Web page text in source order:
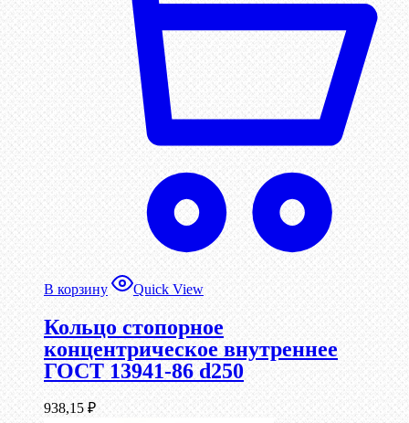
В корзину Quick View
Кольцо стопорное
концентрическое внутреннее
ГОСТ 13941-86 d250
938,15 ₽